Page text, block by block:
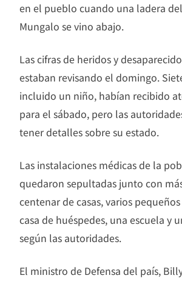
en el pueblo cuando una ladera
Mungalo se vino abajo.
Las cifras de heridos y
estaban revisando el domingo.
incluido un niño, habían recibido
para el sábado, pero las
tener detalles sobre su estado.
Las instalaciones médicas de la
quedaron sepultadas junto con
centenar de casas, varios
casa de huéspedes, una escuela y
según las autoridades.
El ministro de Defensa del país,